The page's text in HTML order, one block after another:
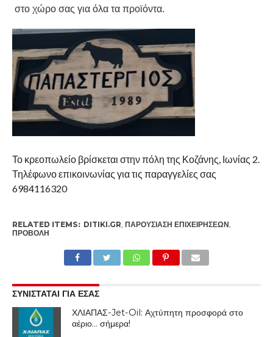
στο χώρο σας για όλα τα προϊόντα.
Το κρεοπωλείο βρίσκεται στην πόλη της Κοζάνης, Ιωνίας 2.
Τηλέφωνο επικοινωνίας για τις παραγγελίες σας
6984116320
RELATED ITEMS: DITIKI.GR, ΠΑΡΟΥΣΊΑΣΗ ΕΠΙΧΕΙΡΉΣΕΩΝ,
ΠΡΟΒΟΛΉ
ΣΥΝΙΣΤΑΤΑΙ ΓΙΑ ΕΣΑΣ
ΧΛΙΑΠΑΣ-Jet-Oil: Αχτύπητη προσφορά στο
αέριο… σήμερα!